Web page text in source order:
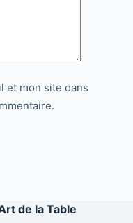
et mon site dans
de la Table